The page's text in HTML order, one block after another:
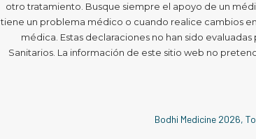
otro tratamiento. Busque siempre el apoyo de un
tiene un problema médico o cuando realice cambios
médica. Estas declaraciones no han sido
Sanitarios. La información de este sitio web no
Bodhi Medicine 2026,